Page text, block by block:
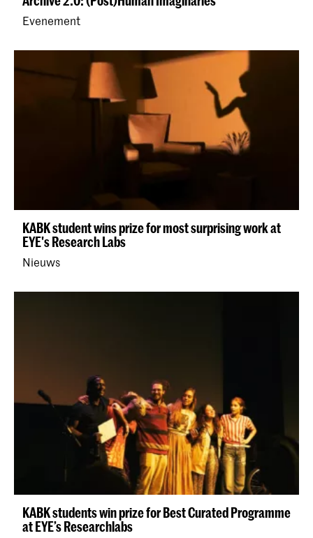
Evenement
KABK student wins prize for most surprising work at
EYE's Research Labs
Nieuws
KABK students win prize for Best Curated Programme
at EYE’s Researchlabs